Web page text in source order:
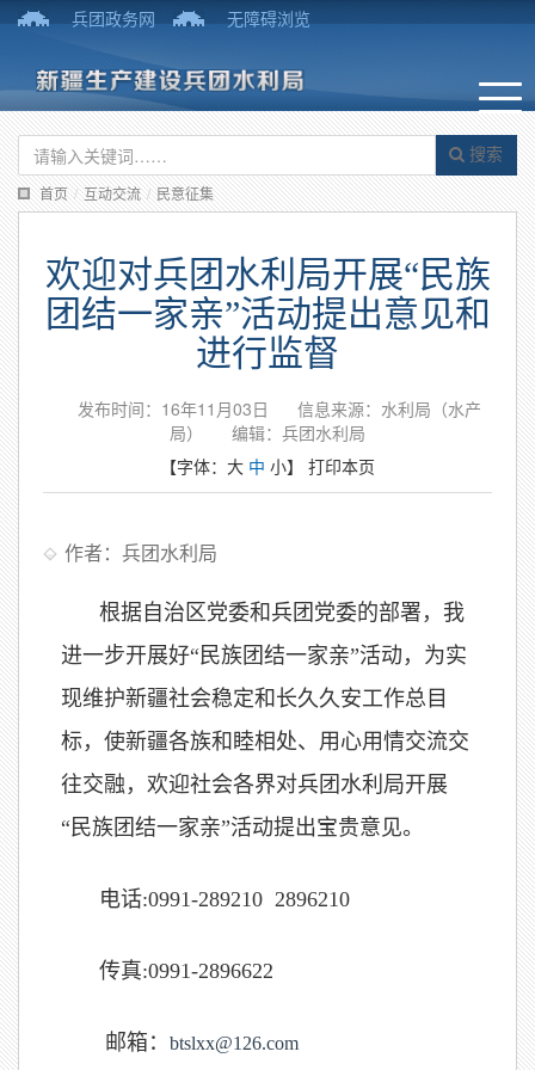
兵团政务网 无障碍浏览
搜索
首页 / 互动交流 / 民意征集
欢迎对兵团水利局开展“民族
团结一家亲”活动提出意见和
进行监督
发布时间：16年11月03日
信息来源：水利局（水产
局）
编辑：兵团水利局
【字体： 大 中 小】 打印本页
作者：兵团水利局
根据自治区党委和兵团党委的部署，我
进一步开展好“民族团结一家亲”活动，为实
现维护新疆社会稳定和长久久安工作总目
标，使新疆各族和睦相处、用心用情交流交
往交融，欢迎社会各界对兵团水利局开展
“民族团结一家亲”活动提出宝贵意见。
电话:0991-289210 2896210
传真:0991-2896622
邮箱： btslxx@126.com